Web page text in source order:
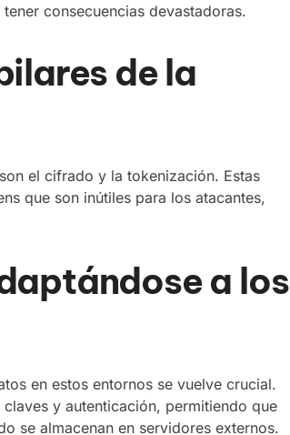
consecuencias devastadoras.
de la
el cifrado y la tokenización. Estas
que son inútiles para los atacantes,
a los
en estos entornos se vuelve crucial.
y autenticación, permitiendo que
se almacenan en servidores externos.